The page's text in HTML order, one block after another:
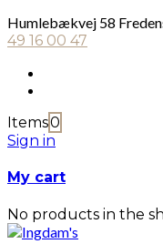
Humlebækvej 58
49 16 00 47
Items0
Sign in
My cart
No products in the